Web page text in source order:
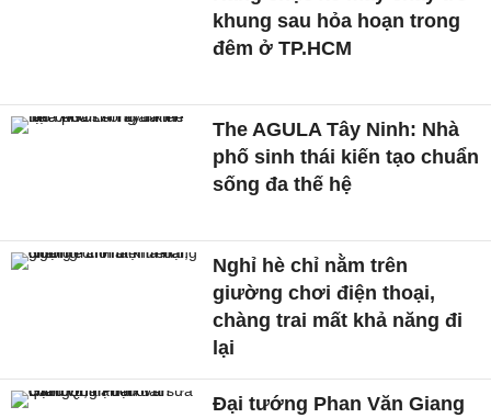
khung sau hỏa hoạn trong
đêm ở TP.HCM
The AGULA Tây Ninh: Nhà
phố sinh thái kiến tạo chuẩn
sống đa thế hệ
Nghỉ hè chỉ nằm trên
giường chơi điện thoại,
chàng trai mất khả năng đi
lại
Đại tướng Phan Văn Giang